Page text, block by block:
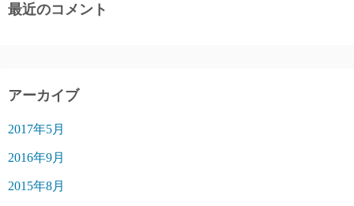
最近のコメント
アーカイブ
2017年5月
2016年9月
2015年8月